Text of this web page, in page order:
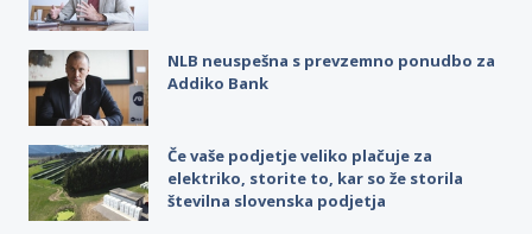
NLB neuspešna s prevzemno ponudbo za
Addiko Bank
Če vaše podjetje veliko plačuje za
elektriko, storite to, kar so že storila
številna slovenska podjetja